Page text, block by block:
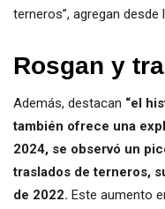
terneros”, agregan desde
Rosgan y
Además, destacan “el
también ofrece una
2024, se observó un
traslados de terneros,
de 2022. Este aumento